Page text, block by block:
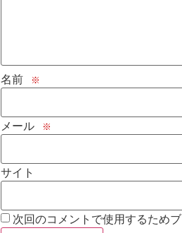
名前 ※
メール ※
サイト
次回のコメントで使用するため